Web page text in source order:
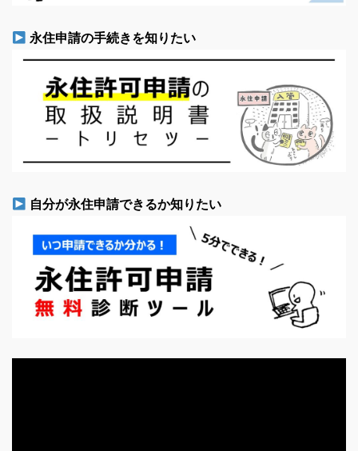
永住申請の手続きを知りたい
自分が永住申請できるか知りたい